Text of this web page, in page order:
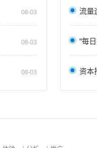
08-03
08-03
08-03 资本